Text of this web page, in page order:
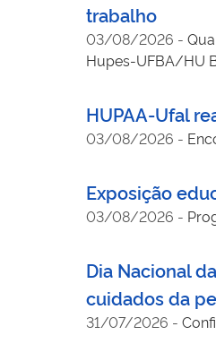
trabalho
03/08/2026 -
Hupes-UFBA/HU
HUPAA-Ufal
03/08/2026 -
Exposição
03/08/2026 -
Dia Nacional
cuidados da
31/07/2026 -